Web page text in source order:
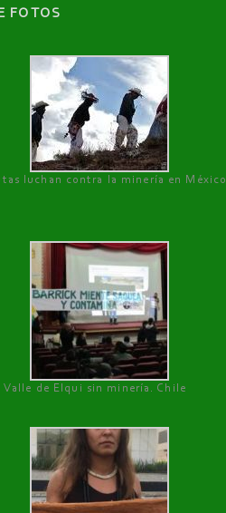
FOTOS
luchan contra la minería en México
Valle de Elqui sin minería. Chile